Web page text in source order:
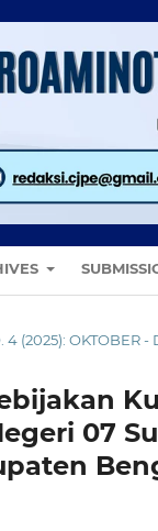
4 (2025): OKTOBER -
07